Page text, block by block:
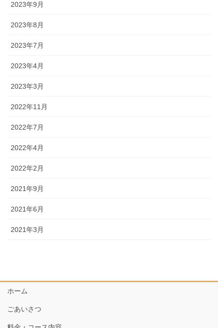
2023年9月
2023年8月
2023年7月
2023年4月
2023年3月
2022年11月
2022年7月
2022年4月
2022年2月
2021年9月
2021年6月
2021年3月
ホーム
ごあいさつ